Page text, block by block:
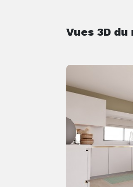
Vues 3D du